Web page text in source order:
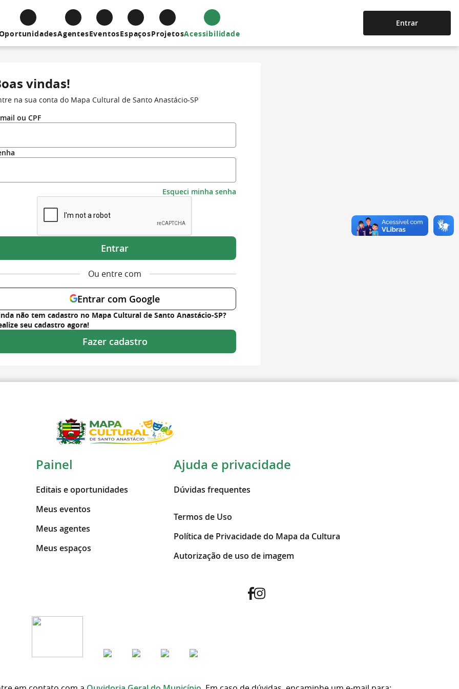
AgentesEventosEspaçosProjetosAcessibilidade
Entrar
vindas!
na sua conta do Mapa Cultural de Santo Anastácio-SP
ou CPF
Esqueci minha senha
Entrar
Ou entre com
Entrar com Google
não tem cadastro no Mapa Cultural de Santo Anastácio-SP?
seu cadastro agora!
Fazer cadastro
Painel
Editais e oportunidades
Meus eventos
Meus agentes
Meus espaços
Ajuda e privacidade
Dúvidas frequentes
Termos de Uso
Política de Privacidade do Mapa da Cultura
Autorização de uso de imagem